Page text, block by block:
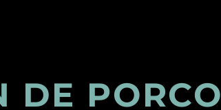
DE PORCO